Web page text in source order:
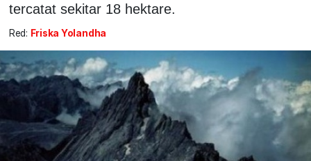
tercatat sekitar 18 hektare.
Red: Friska Yolandha